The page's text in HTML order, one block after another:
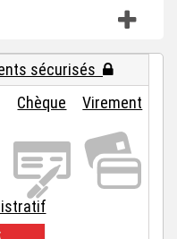
sécurisés
Chèque Virement